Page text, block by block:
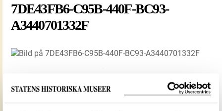
7DE43FB6-C95B-440F-BC93-
A3440701332F
Media: Historiska museet. Historiska